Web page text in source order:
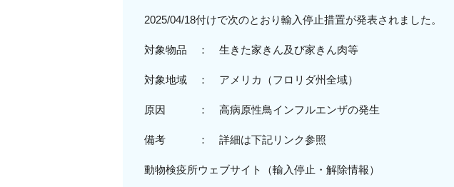
2025/04/18付けで次のとおり輸入停止措置が発表されました。
対象物品 ： 生きた家きん及び家きん肉等
対象地域 ： アメリカ（フロリダ州全域）
原因 ： 高病原性鳥インフルエンザの発生
備考 ： 詳細は下記リンク参照
動物検疫所ウェブサイト（輸入停止・解除情報）